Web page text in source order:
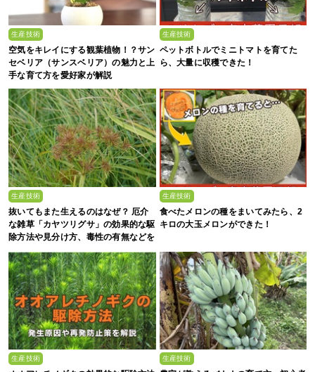
生産技術
空気をキレイにする観葉植物！？サン
セベリア（サンスベリア）の魅力と上
手な育て方を愛好家が解説
生産技術
ペットボトルでミニトマトを育てた
ら、大量に収穫できた！
生産技術
抜いてもまた生えるのはなぜ？ 厄介
な雑草「カヤツリグサ」の効果的な駆
除方法や見分け方、毒性の有無などを
農家が解説
生産技術
食べたメロンの種をまいてみたら、2
キロの大玉メロンができた！
生産技術 生産技術